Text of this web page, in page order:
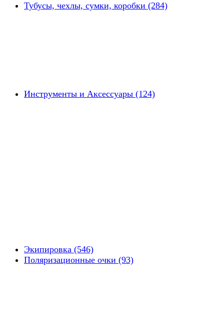
Тубусы, чехлы, сумки, коробки (284)
Инструменты и Аксессуары (124)
Экипировка (546)
Поляризационные очки (93)